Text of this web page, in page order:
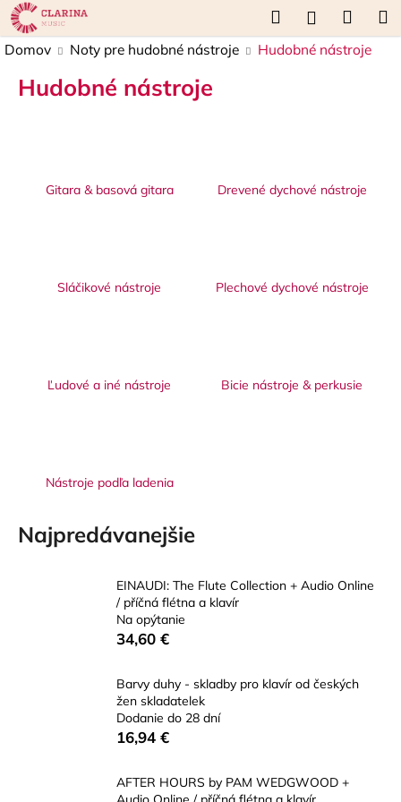
Prejsť
na
obsah
Hľadať
košík
Domov Noty pre hudobné nástroje Hudobné nástroje
Hudobné nástroje
Gitara & basová gitara Drevené dychové nástroje
Sláčikové nástroje Plechové dychové nástroje
Ľudové a iné nástroje Bicie nástroje & perkusie
Nástroje podľa ladenia
Najpredávanejšie
EINAUDI: The Flute Collection + Audio Online
/ příčná flétna a klavír
Na opýtanie
34,60 €
Barvy duhy - skladby pro klavír od českých
žen skladatelek
Dodanie do 28 dní
16,94 €
AFTER HOURS by PAM WEDGWOOD +
K
o
š
Späť
Späť
Č
HĽADAŤ